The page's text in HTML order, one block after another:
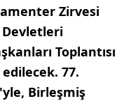
Zirvesi
Devletleri
Toplantısı
77.
Birleşmiş